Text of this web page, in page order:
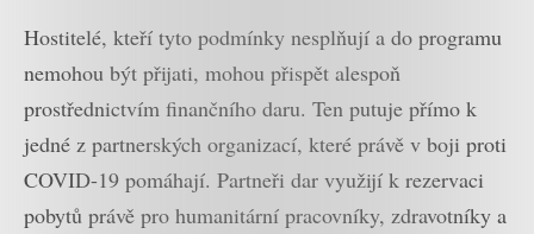
Hostitelé, kteří tyto podmínky nesplňují a do programu
nemohou být přijati, mohou přispět alespoň
prostřednictvím finančního daru. Ten putuje přímo k
jedné z partnerských organizací, které právě v boji proti
COVID-19 pomáhají. Partneři dar využijí k rezervaci
pobytů právě pro humanitární pracovníky, zdravotníky a